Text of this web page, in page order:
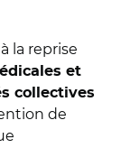
la reprise
et
collectives
de